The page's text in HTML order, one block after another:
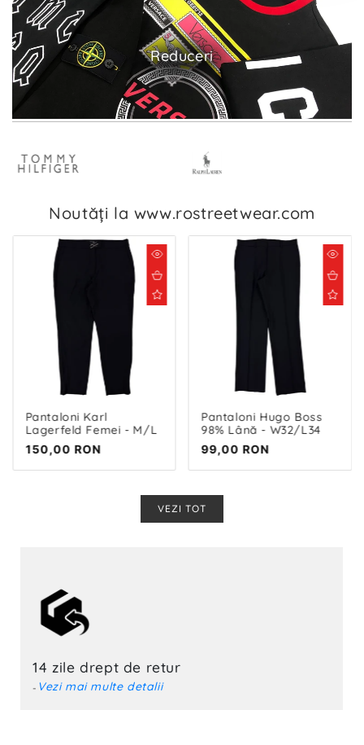
Reduceri
Noutăţi la www.rostreetwear.com
Pantaloni Karl
Lagerfeld Femei - M/L
Preț
150,00 RON
Pantaloni Hugo Boss
98% Lână - W32/L34
Preț
99,00 RON
VEZI TOT
14 zile drept de retur‎
- Vezi mai multe detalii